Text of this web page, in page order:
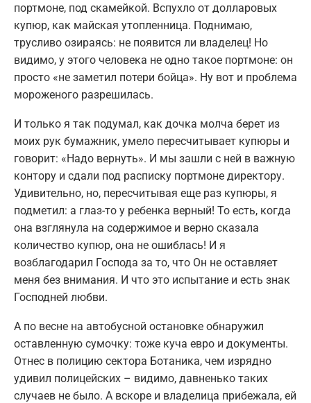
портмоне, под скамейкой. Вспухло от долларовых
купюр, как майская утопленница. Поднимаю,
трусливо озираясь: не появится ли владелец! Но
видимо, у этого человека не одно такое портмоне: он
просто «не заметил потери бойца». Ну вот и проблема
мороженого разрешилась.
И только я так подумал, как дочка молча берет из
моих рук бумажник, умело пересчитывает купюры и
говорит: «Надо вернуть». И мы зашли с ней в важную
контору и сдали под расписку портмоне директору.
Удивительно, но, пересчитывая еще раз купюры, я
подметил: а глаз-то у ребенка верный! То есть, когда
она взглянула на содержимое и верно сказала
количество купюр, она не ошиблась! И я
возблагодарил Господа за то, что Он не оставляет
меня без внимания. И что это испытание и есть знак
Господней любви.
А по весне на автобусной остановке обнаружил
оставленную сумочку: тоже куча евро и документы.
Отнес в полицию сектора Ботаника, чем изрядно
удивил полицейских – видимо, давненько таких
случаев не было. А вскоре и владелица прибежала, ей